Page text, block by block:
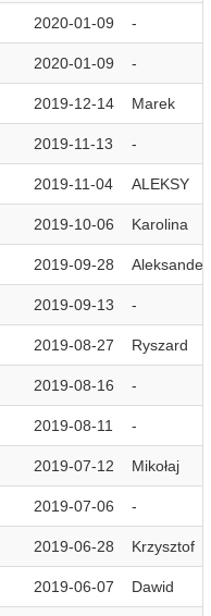
2020-01-09 -
2020-01-09 -
2019-12-14 Marek
2019-11-13 -
2019-11-04 ALEKSY
2019-10-06 Karolina
2019-09-28 Aleksander
2019-09-13 -
2019-08-27 Ryszard
2019-08-16 -
2019-08-11 -
2019-07-12 Mikołaj
2019-07-06 -
2019-06-28 Krzysztof
2019-06-07 Dawid